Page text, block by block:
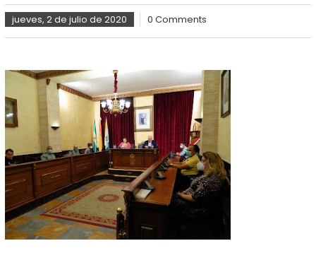
jueves, 2 de julio de 2020 0 Comments